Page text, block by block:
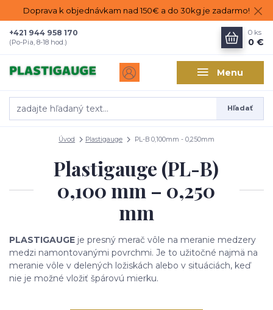
Doprava k objednávkam nad 150€ a do 30kg je zadarmo!
Menu
Hľadať
+421 944 958 170
(Po-Pia, 8-18 hod.)
0 ks
0 €
Úvod Plastigauge PL-B 0,100mm - 0,250mm
Plastigauge (PL-B)
0,100 mm – 0,250
mm
PLASTIGAUGE je presný merač vôle na meranie medzery
medzi namontovanými povrchmi. Je to užitočné najmä na
meranie vôle v delených ložiskách alebo v situáciách, keď
nie je možné vložiť špárovú mierku.